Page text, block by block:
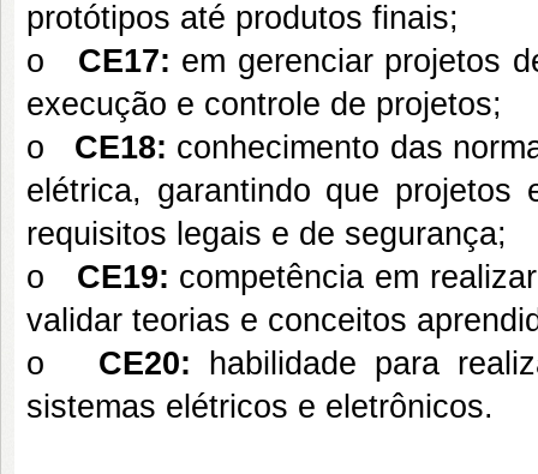
protótipos até produtos finais;
o CE17: em gerenciar projetos
execução e controle de projetos;
o CE18: conhecimento das
elétrica, garantindo que projetos
requisitos legais e de segurança;
o CE19: competência em
validar teorias e conceitos
o CE20: habilidade para
sistemas elétricos e eletrônicos.